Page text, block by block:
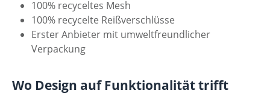
100% recyceltes Mesh
100% recycelte Reißverschlüsse
Erster Anbieter mit umweltfreundlicher
Verpackung
Wo Design auf Funktionalität trifft